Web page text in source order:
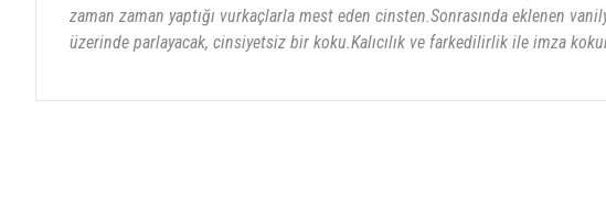
zaman zaman yaptığı vurkaçlarla mest eden cinsten.Sonrasında eklenen
üzerinde parlayacak, cinsiyetsiz bir koku.Kalıcılık ve farkedilirlik ile imza